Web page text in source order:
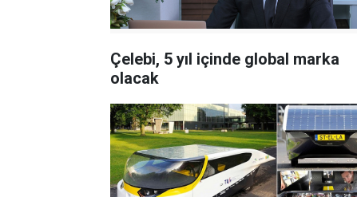
Çelebi, 5 yıl içinde global marka
olacak